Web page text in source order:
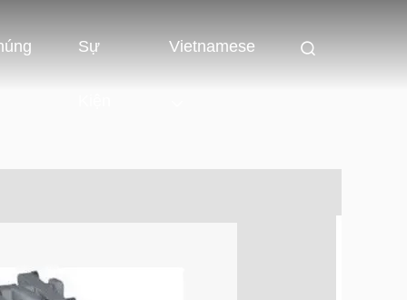
Sự Vietnamese